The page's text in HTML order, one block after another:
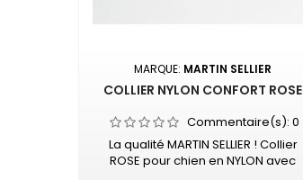
MARQUE: MARTIN SELLIER
COLLIER NYLON CONFORT ROSE
Commentaire(s): 0
La qualité MARTIN SELLIER ! Collier
ROSE pour chien en NYLON avec